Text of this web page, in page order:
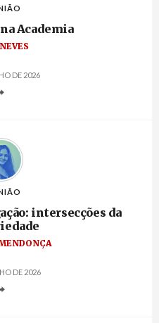
Academia
DE 2026
intersecções da
DE 2026